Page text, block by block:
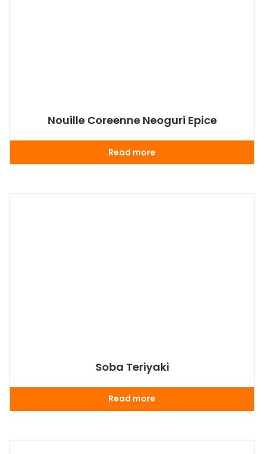
Nouille Coreenne Neoguri Epice
Read more
Soba Teriyaki
Read more